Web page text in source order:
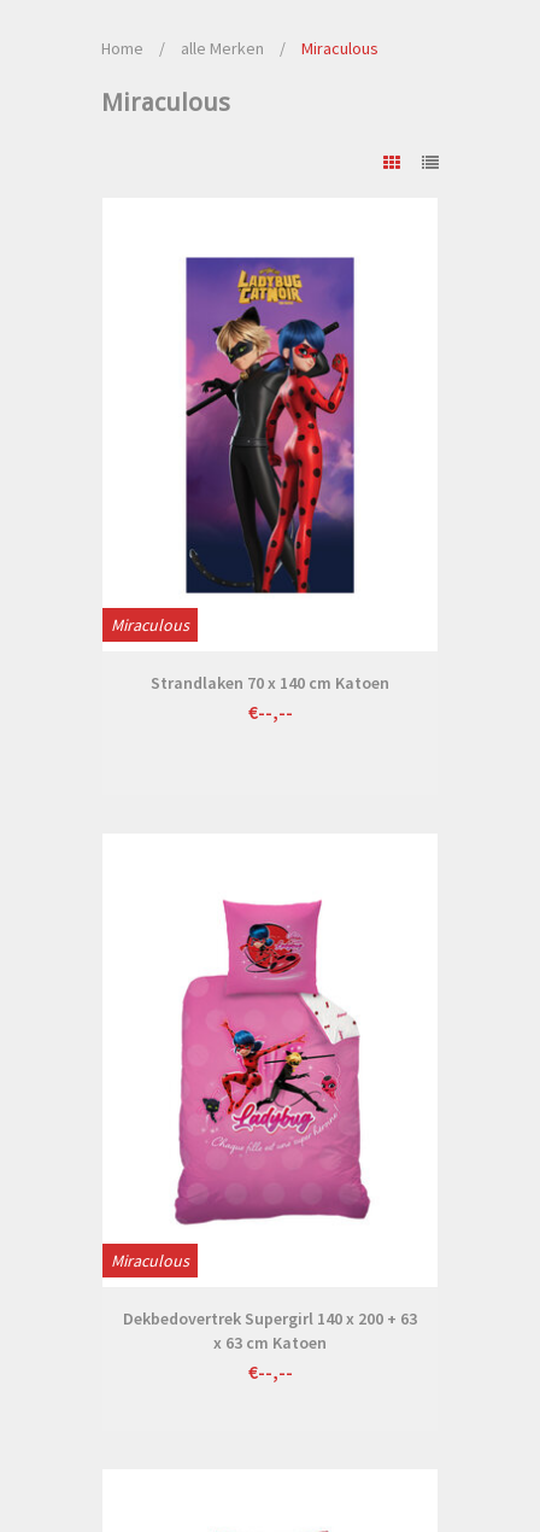
Home / alle Merken / Miraculous
Miraculous
Miraculous
Strandlaken 70 x 140 cm Katoen
€--,--
Miraculous
Dekbedovertrek Supergirl 140 x 200 + 63
x 63 cm Katoen
€--,--